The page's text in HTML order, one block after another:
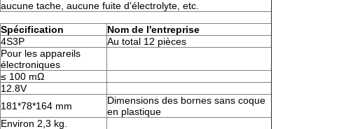
aucune tache, aucune fuite d'électrolyte, etc.
Spécification
Nom de l'entreprise
4S3P
Au total 12 pièces
Pour les appareils
électroniques
≤ 100 mΩ
12.8V
181*78*164 mm
Dimensions des bornes sans coque
en plastique
Environ 2,3 kg.